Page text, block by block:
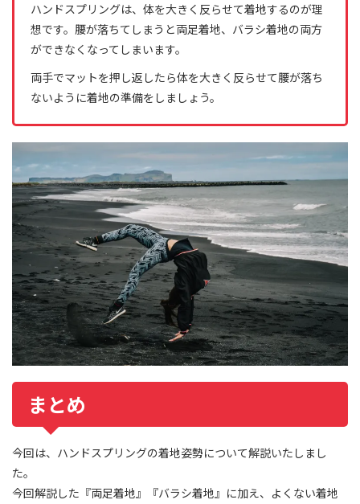
ハンドスプリングは、体を大きく反らせて着地するのが理
想です。腰が落ちてしまうと両足着地、バラシ着地の両方
ができなくなってしまいます。
両手でマットを押し返したら体を大きく反らせて腰が落ち
ないように着地の準備をしましょう。
まとめ
今回は、ハンドスプリングの着地姿勢について解説いたしまし
た。
今回解説した『両足着地』『バラシ着地』に加え、よくない着地